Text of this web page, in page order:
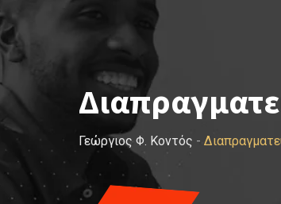
Γεώργιος Φ. Κοντός -